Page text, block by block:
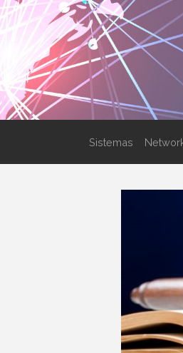
Sistemas